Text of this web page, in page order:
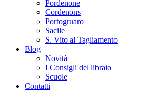
Pordenone
Cordenons
Portogruaro
Sacile
S. Vito al Tagliamento
Blog
Novità
I Consigli del libraio
Scuole
Contatti